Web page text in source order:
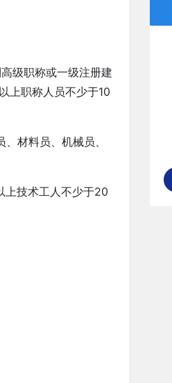
07-24
级职称或一级注册建
上职称人员不少于10
材料员、机械员、
上技术工人不少于20